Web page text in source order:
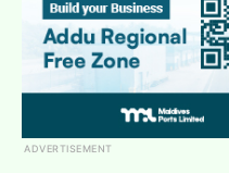
ADVERTISEMENT